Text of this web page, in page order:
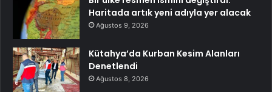
Haritada artık yeni adıyla yer alacak
Ağustos 9, 2026
Kütahya’da Kurban Kesim Alanları
Denetlendi
Ağustos 8, 2026